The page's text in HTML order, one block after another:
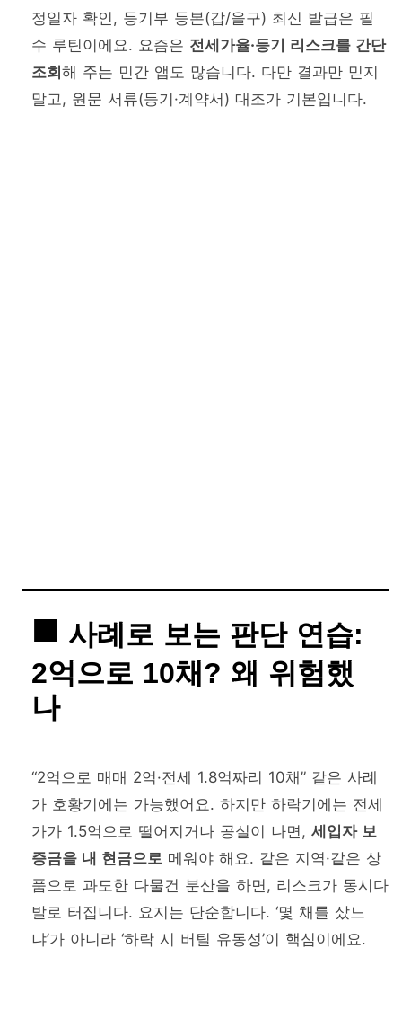
정일자 확인, 등기부 등본(갑/을구) 최신 발급은 필
수 루틴이에요. 요즘은 전세가율·등기 리스크를 간단
조회 해 주는 민간 앱도 많습니다. 다만 결과만 믿지
말고, 원문 서류(등기·계약서) 대조가 기본입니다.
사례로 보는 판단 연습:
2억으로 10채? 왜 위험했
나
“2억으로 매매 2억·전세 1.8억짜리 10채” 같은 사례
가 호황기에는 가능했어요. 하지만 하락기에는 전세
가가 1.5억으로 떨어지거나 공실이 나면, 세입자 보
증금을 내 현금으로 메워야 해요. 같은 지역·같은 상
품으로 과도한 다물건 분산을 하면, 리스크가 동시다
발로 터집니다. 요지는 단순합니다. ‘몇 채를 샀느
냐’가 아니라 ‘하락 시 버틸 유동성’이 핵심이에요.